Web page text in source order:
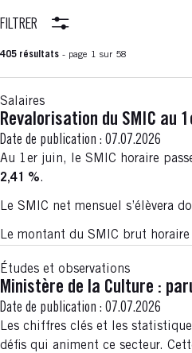
FILTRER
405 résultats - page 1 sur 58
Salaires
Revalorisation du SMIC au
Date de publication : 07.07.2026
Au 1er juin, le SMIC horaire
2,41 %.
Le SMIC net mensuel
Le montant du SMIC brut
Études et observations
Ministère de la Culture :
Date de publication : 07.07.2026
Les chiffres clés et les
défis qui animent ce secteur.